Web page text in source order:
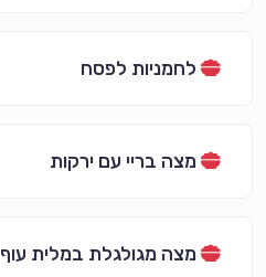
לחמניות לפסח
מצה בריי עם ירקות
מצה מגולגלת במלית עוף